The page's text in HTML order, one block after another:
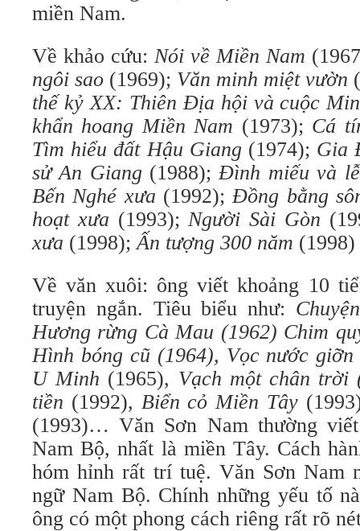
miền Nam.
Về khảo cứu: Nói về Miền Nam
ngôi sao (1969); Văn minh miệt vườn
thế kỷ XX: Thiên Địa hội và cuộc
khẩn hoang Miền Nam (1973); Cá
Tìm hiểu đất Hậu Giang (1974); Gia
sử An Giang (1988);Đình miếu và
Bến Nghé xưa (1992);Đồng bằng
hoạt xưa (1993);Người Sài Gòn
xưa (1998);Ấn tượng 300 năm (1998)
Về văn xuôi: ông viết khoảng 10
truyện ngắn. Tiêu biểu như:
Hương rừng Cà Mau (1962) Chim
Hình bóng cũ (1964), Vọc nước
U Minh (1965), Vạch một chân trời
tiền (1992), Biển cỏ Miền Tây
(1993)… Văn Sơn Nam thường
Nam Bộ, nhất là miền Tây. Cách
hóm hỉnh rất trí tuệ. Văn Sơn Nam
ngữ Nam Bộ. Chính những yếu tố
ông có một phong cách riêng rất rõ